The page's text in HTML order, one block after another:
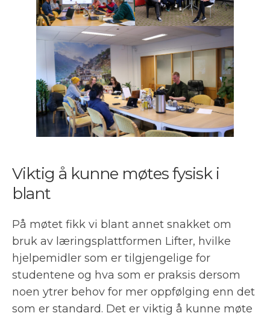
Viktig å kunne møtes fysisk i
blant
På møtet fikk vi blant annet snakket om
bruk av læringsplattformen Lifter, hvilke
hjelpemidler som er tilgjengelige for
studentene og hva som er praksis dersom
noen ytrer behov for mer oppfølging enn det
som er standard. Det er viktig å kunne møte